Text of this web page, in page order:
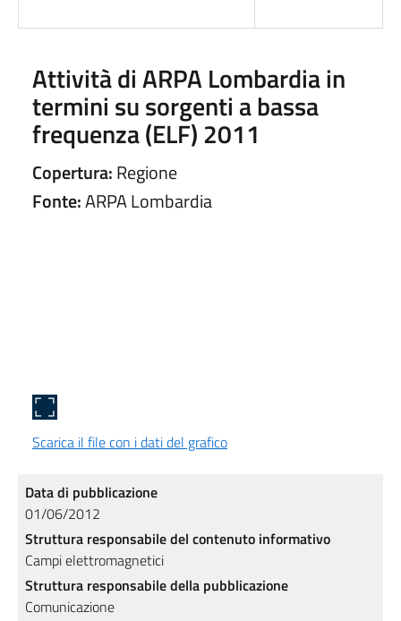
Attività di ARPA Lombardia in
termini su sorgenti a bassa
frequenza (ELF) 2011
Copertura:Regione
Fonte:ARPA Lombardia
Scarica il file con i dati del grafico
Data di pubblicazione
01/06/2012
Struttura responsabile del contenuto informativo
Campi elettromagnetici
Struttura responsabile della pubblicazione
Comunicazione